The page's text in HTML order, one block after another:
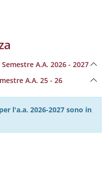
A.A. 2026 - 2027
A.A. 25 - 26
l'a.a. 2026-2027 sono in